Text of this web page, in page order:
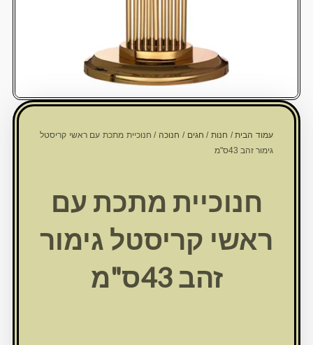
עמוד הבית/ חנות/חגים/חנוכה / חנוכיית מתכת עם ראשי קריסטל
גימור זהב 43ס"מ
חנוכיית מתכת עם
ראשי קריסטל גימור
זהב 43ס"מ